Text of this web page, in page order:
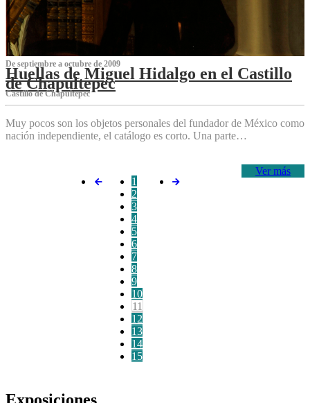
De septiembre a octubre de 2009
Huellas de Miguel Hidalgo en el Castillo
de Chapultepec
Castillo de Chapultepec
Muy pocos son los objetos personales del fundador de México como
nación independiente, el catálogo es corto. Una parte…
Ver más
1
2
3
4
5
6
7
8
9
10
11
12
13
14
15